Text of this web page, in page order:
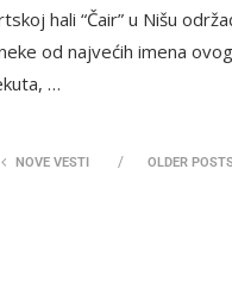
hali “Čair” u Nišu
od najvećih imena
…
NOVE VESTI OLDER